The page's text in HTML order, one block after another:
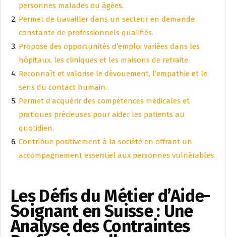
personnes malades ou âgées.
Permet de travailler dans un secteur en demande
constante de professionnels qualifiés.
Propose des opportunités d’emploi variées dans les
hôpitaux, les cliniques et les maisons de retraite.
Reconnaît et valorise le dévouement, l’empathie et le
sens du contact humain.
Permet d’acquérir des compétences médicales et
pratiques précieuses pour aider les patients au
quotidien.
Contribue positivement à la société en offrant un
accompagnement essentiel aux personnes vulnérables.
Les Défis du Métier d’Aide-
Soignant en Suisse : Une
Analyse des Contraintes